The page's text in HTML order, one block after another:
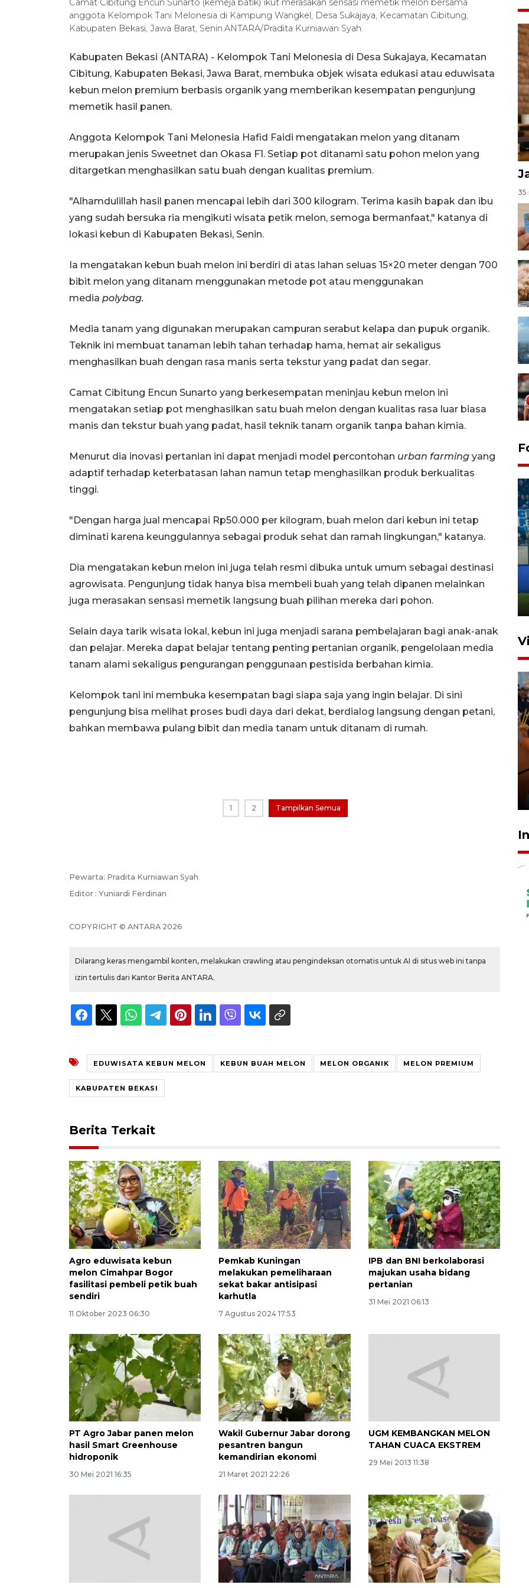
Camat Cibitung Encun Sunarto (kemeja batik) ikut merasakan sensasi memetik melon bersama
anggota Kelompok Tani Melonesia di Kampung Wangkel, Desa Sukajaya, Kecamatan Cibitung,
Kabupaten Bekasi, Jawa Barat, Senin.ANTARA/Pradita Kurniawan Syah.
Kabupaten Bekasi (ANTARA) - Kelompok Tani Melonesia di Desa Sukajaya, Kecamatan
Cibitung, Kabupaten Bekasi, Jawa Barat, membuka objek wisata edukasi atau eduwisata
kebun melon premium berbasis organik yang memberikan kesempatan pengunjung
memetik hasil panen.
Anggota Kelompok Tani Melonesia Hafid Faidi mengatakan melon yang ditanam
merupakan jenis Sweetnet dan Okasa F1. Setiap pot ditanami satu pohon melon yang
ditargetkan menghasilkan satu buah dengan kualitas premium.
"Alhamdulillah hasil panen mencapai lebih dari 300 kilogram. Terima kasih bapak dan ibu
yang sudah bersuka ria mengikuti wisata petik melon, semoga bermanfaat," katanya di
lokasi kebun di Kabupaten Bekasi, Senin.
Ia mengatakan kebun buah melon ini berdiri di atas lahan seluas 15×20 meter dengan 700
bibit melon yang ditanam menggunakan metode pot atau menggunakan
media polybag.
Media tanam yang digunakan merupakan campuran serabut kelapa dan pupuk organik.
Teknik ini membuat tanaman lebih tahan terhadap hama, hemat air sekaligus
menghasilkan buah dengan rasa manis serta tekstur yang padat dan segar.
Camat Cibitung Encun Sunarto yang berkesempatan meninjau kebun melon ini
mengatakan setiap pot menghasilkan satu buah melon dengan kualitas rasa luar biasa
manis dan tekstur buah yang padat, hasil teknik tanam organik tanpa bahan kimia.
Menurut dia inovasi pertanian ini dapat menjadi model percontohan urban farming yang
adaptif terhadap keterbatasan lahan namun tetap menghasilkan produk berkualitas
tinggi.
"Dengan harga jual mencapai Rp50.000 per kilogram, buah melon dari kebun ini tetap
diminati karena keunggulannya sebagai produk sehat dan ramah lingkungan," katanya.
Dia mengatakan kebun melon ini juga telah resmi dibuka untuk umum sebagai destinasi
agrowisata. Pengunjung tidak hanya bisa membeli buah yang telah dipanen melainkan
juga merasakan sensasi memetik langsung buah pilihan mereka dari pohon.
Selain daya tarik wisata lokal, kebun ini juga menjadi sarana pembelajaran bagi anak-anak
dan pelajar. Mereka dapat belajar tentang penting pertanian organik, pengelolaan media
tanam alami sekaligus pengurangan penggunaan pestisida berbahan kimia.
Kelompok tani ini membuka kesempatan bagi siapa saja yang ingin belajar. Di sini
pengunjung bisa melihat proses budi daya dari dekat, berdialog langsung dengan petani,
bahkan membawa pulang bibit dan media tanam untuk ditanam di rumah.
1 2 Tampilkan Semua
Pewarta: Pradita Kurniawan Syah
Editor : Yuniardi Ferdinan
COPYRIGHT © ANTARA 2026
Dilarang keras mengambil konten, melakukan crawling atau pengindeksan otomatis untuk AI di situs web ini tanpa
izin tertulis dari Kantor Berita ANTARA.
EDUWISATA KEBUN MELON KEBUN BUAH MELON MELON ORGANIK MELON PREMIUM
KABUPATEN BEKASI
Berita Terkait
Agro eduwisata kebun
melon Cimahpar Bogor
fasilitasi pembeli petik buah
sendiri
11 Oktober 2023 06:30
Pemkab Kuningan
melakukan pemeliharaan
sekat bakar antisipasi
karhutla
7 Agustus 2024 17:53
IPB dan BNI berkolaborasi
majukan usaha bidang
pertanian
31 Mei 2021 06:13
PT Agro Jabar panen melon
hasil Smart Greenhouse
hidroponik
30 Mei 2021 16:35
Wakil Gubernur Jabar dorong
pesantren bangun
kemandirian ekonomi
21 Maret 2021 22:26
UGM KEMBANGKAN MELON
TAHAN CUACA EKSTREM
29 Mei 2013 11:38
35
dan manajerial SPPI di
Balikpapan
31 Juli 2026 18:01
Awas penipuan berbasis AI
2026-08-07 13:45:00